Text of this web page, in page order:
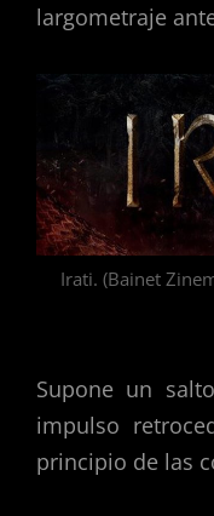
largometraje
Irati. (Bainet
Supone un
impulso
principio de las